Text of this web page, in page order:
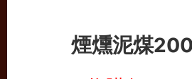
煙燻泥煤